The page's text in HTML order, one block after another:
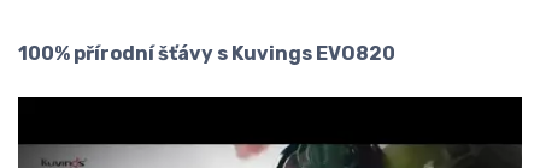
100% přírodní šťávy s Kuvings EVO820